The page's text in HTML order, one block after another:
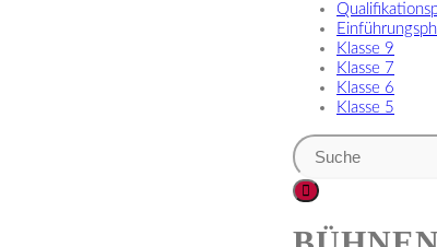
Klasse 9
Klasse 7
Klasse 6
Klasse 5